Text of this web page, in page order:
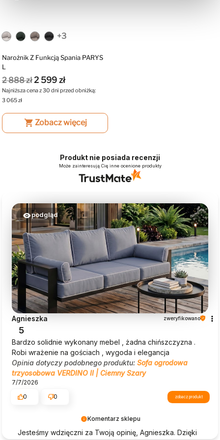
+3
Narożnik Z Funkcją Spania PARYS
L
2 888 zł 2 599 zł
Najniższa cena z 30 dni przed obniżką:
3 065 zł
shopping_cart Zobacz więcej
Produkt nie posiada recenzji
Może zainteresują Cię inne ocenione produkty
Komentarz sklepu
Jesteśmy wdzięczni za Twoją opinię, Agnieszka. Dzięki
podgląd
Agnieszka zweryfikowano
5
Bardzo solidnie wykonany mebel , żadna chińszczyzna .
Robi wrażenie na gościach , wygoda i elegancja
Opinia dotyczy podobnego produktu: Sofa ogrodowa
trzyosobowa VERDINO II | Ciemny Szary
7/7/2026
0
0 zobacz produkt